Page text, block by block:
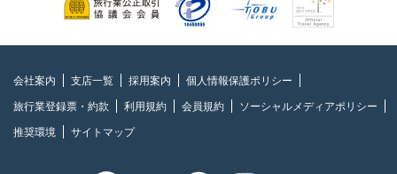
会社案内 支店一覧 採用案内
個人情報保護ポリシー
旅行業登録票・約款
利用規約 会員規約
ソーシャルメディアポリシー
推奨環境
サイトマップ